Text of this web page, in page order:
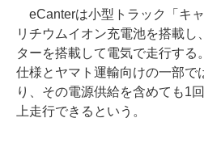
eCanterは小型トラック「キャ
リチウムイオン充電池を搭載し
ターを搭載して電気で走行する
仕様とヤマト運輸向けの一部で
り、その電源供給を含めても1
上走行できるという。